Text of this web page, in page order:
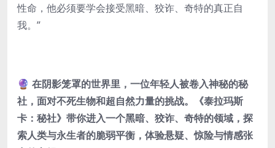
性命，他必须要学会接受黑暗、狡诈、奇特的真正自
我。”
🔮 在阴影笼罩的世界里，一位年轻人被卷入神秘的秘
社，面对不死生物和超自然力量的挑战。《泰拉玛斯
卡：秘社》带你进入一个黑暗、狡诈、奇特的领域，探
索人类与永生者的脆弱平衡，体验悬疑、惊险与情感张